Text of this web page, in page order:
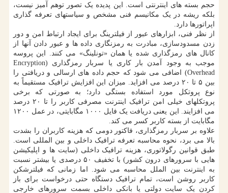
حجم بسته های اینترنتی است. این پدیده یک تصور توهم آمیز نیست،
بلکه ریشه در یک مکانیسم فنی مشخص و سیاستهای تعرفه گذاری
اپراتورها دارد.
از نظر فنی، ابزارهای عبور از فیلترینگ برای ایجاد ارتباط امن و دور
زدن مسدودسازی، مبادرت به رمزنگاری داده ها و عبور دادن آنها از
کانال های رمزگذاری شده یا همان «تونلینگ» می کنند. این پروسه
موجب به وجود آمدن بار کاری یا سربار رمزگذاری (Encryption
Overhead) اضافی می شود که حجم داده های ارسالی و دریافتی را
بین ۵ تا ۲۰ درصد می افزاید. میزان این افزایش ترافیک مستقیماً به
نوع پروتکل مورد استفاده بستگی دارد؛ به صورتی که برخی
پروتکلهای خیلی امن ترافیک اینترنت مصرفی کاربر را تا ۲۰ درصد
می افزایند. این یعنی دریافت یک فایل ۱۰۰۰ مگابایتی، در عمل ۱۲۰۰
مگابایت از بسته کاربر کسر می کند.
علاوه بر سربار رمزگذاری، فاکتور دومی که هزینه کاربران را بشدت
بالا می برد، نحوه محاسبه تعرفه ترافیک داخلی و بین المللی است.
طبق قوانین رگولاتوری، هزینه ترافیک داخلی (سایت ها و اپلیکیشن
هایی با سرورهای درون کشور) با تخفیف ۵۰ درصدی یا بیشتر نسبت
به اینترنت بین الملل محاسبه می شود. اما زمانی که فیلترشکن
کاربر روشن است، تمام ترافیک دستگاه حتی درخواست برای باز
کردن یک سایت دولتی یا بانکی داخلی بسمت سرورهای خارجی